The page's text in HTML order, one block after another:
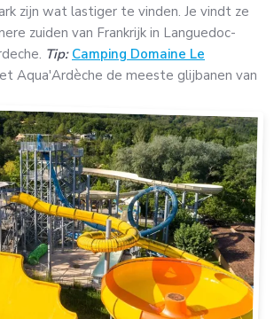
zijn wat lastiger te vinden. Je vindt ze
zuiden van Frankrijk in Languedoc-
Tip: Camping Domaine Le
Aqua'Ardèche de meeste glijbanen van